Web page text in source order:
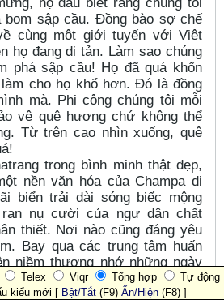
sập cầu. Đồng bào sợ chế
cùng một giới tuyến với Việt
họ đang di tản. Làm sao chúng
phá sập cầu! Họ đã quá khốn
cho họ khổ hơn. Đó là đồng
mà. Phi công chúng tôi mỗi
vệ quê hương chứ không thể
Từ trên cao nhìn xuống, quê
trong bình minh thật đẹp,
nền văn hóa của Champa di
biển trải dài sóng biếc mộng
nụ cười của ngư dân chất
thiết. Nơi nào cũng đáng yêu
Bay qua các trung tâm huấn
niềm thương nhớ những ngày
để bước vào đời lính. Nơi đó
môn cho chúng tôi song song
Telex Viqr Tổng hợp
Tự động
kiểu mới [ Bật/Tắt (F9) Ẩn/Hiện (F8) ]